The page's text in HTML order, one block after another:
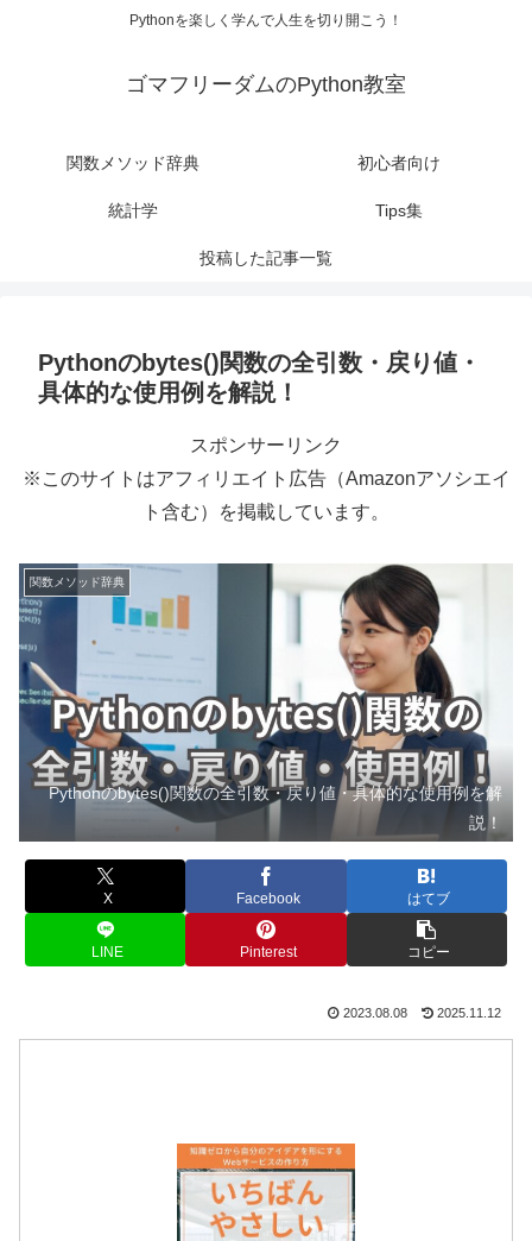
Pythonを楽しく学んで人生を切り開こう！
ゴマフリーダムのPython教室
関数メソッド辞典 初心者向け
統計学 Tips集
投稿した記事一覧
Pythonのbytes()関数の全引数・戻り値・
具体的な使用例を解説！
スポンサーリンク
※このサイトはアフィリエイト広告（Amazonアソシエイ
ト含む）を掲載しています。
関数メソッド辞典
Pythonのbytes()関数の全引数・戻り値・具体的な使用例を解
説！
X Facebook はてブ
LINE Pinterest コピー
2023.08.08 2025.11.12